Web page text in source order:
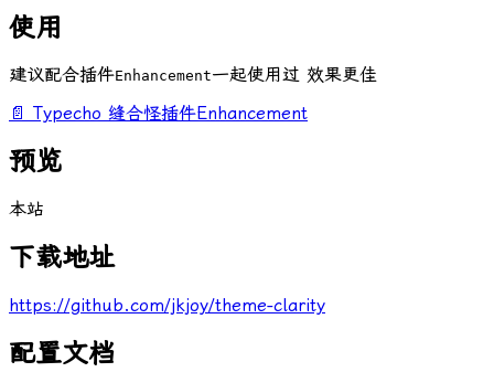
使用
建议配合插件Enhancement一起使用过 效果更佳
📄 Typecho 缝合怪插件Enhancement
预览
本站
下载地址
https://github.com/jkjoy/theme-clarity
配置文档